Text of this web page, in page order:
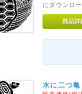
にダウンロ
水に二つ亀